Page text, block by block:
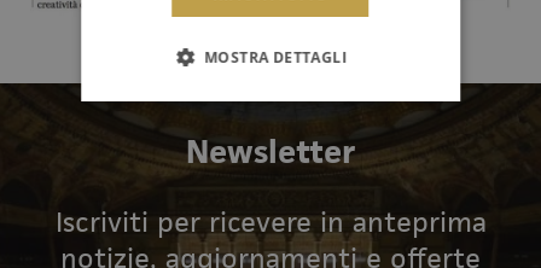
Newsletter
Iscriviti per ricevere in anteprima
notizie, aggiornamenti e offerte
MOSTRA DETTAGLI